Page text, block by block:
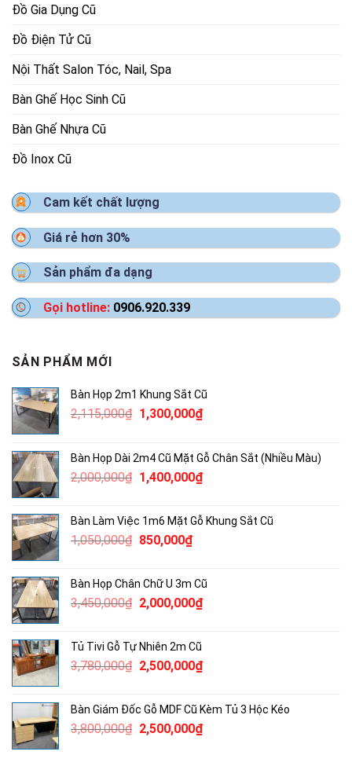
Đồ Gia Dụng Cũ
Đồ Điện Tử Cũ
Nội Thất Salon Tóc, Nail, Spa
Bàn Ghế Học Sinh Cũ
Bàn Ghế Nhựa Cũ
Đồ Inox Cũ
Cam kết chất lượng
Giá rẻ hơn 30%
Sản phẩm đa dạng
Gọi hotline: 0906.920.339
SẢN PHẨM MỚI
Bàn Họp 2m1 Khung Sắt Cũ
2,115,000₫ Giá
2,115,000₫.
1,300,000₫Giá
là:
1,300,000₫.
Bàn Họp Dài 2m4 Cũ Mặt Gỗ Chân Sắt (Nhiều Màu)
2,000,000₫ Giá
2,000,000₫.
1,400,000₫Giá
là:
Bàn Làm Việc 1m6 Mặt Gỗ Khung Sắt Cũ
1,050,000₫ Giá
1,050,000₫.
850,000₫Giá
là:
850,000₫.
Bàn Họp Chân Chữ U 3m Cũ
3,450,000₫ Giá
3,450,000₫.
2,000,000₫Giá
2,000,000₫.
Tủ Tivi Gỗ Tự Nhiên 2m Cũ
3,780,000₫ Giá
3,780,000₫.
2,500,000₫Giá
là:
2,500,000₫.
Bàn Giám Đốc Gỗ MDF Cũ Kèm Tủ 3 Hộc Kéo
3,800,000₫ Giá
2,500,000₫Giá